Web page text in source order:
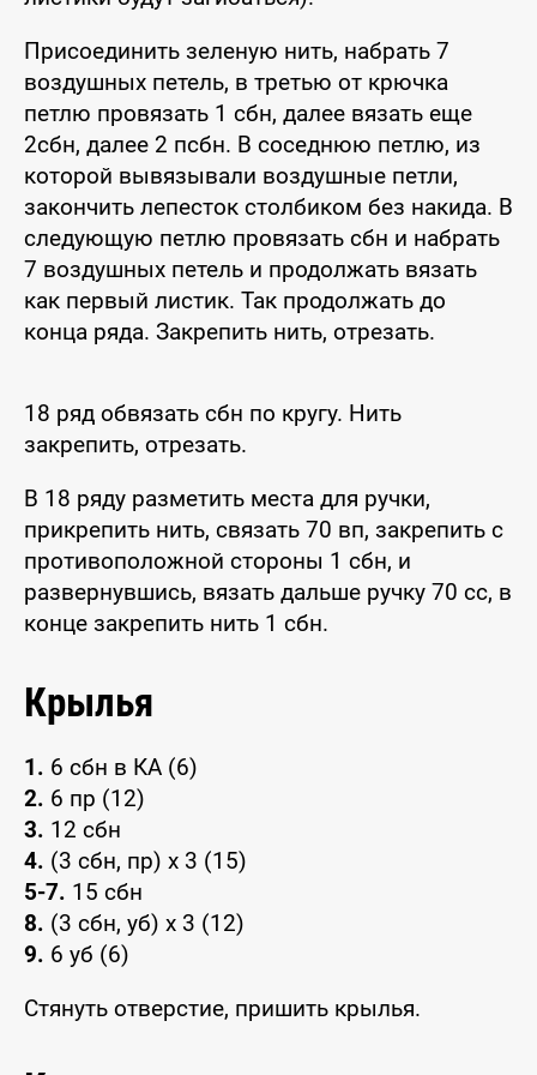
Присоединить зеленую нить, набрать 7
воздушных петель, в третью от крючка
петлю провязать 1 сбн, далее вязать еще
2сбн, далее 2 псбн. В соседнюю петлю, из
которой вывязывали воздушные петли,
закончить лепесток столбиком без накида. В
следующую петлю провязать сбн и набрать
7 воздушных петель и продолжать вязать
как первый листик. Так продолжать до
конца ряда. Закрепить нить, отрезать.
18 ряд обвязать сбн по кругу. Нить
закрепить, отрезать.
В 18 ряду разметить места для ручки,
прикрепить нить, связать 70 вп, закрепить с
противоположной стороны 1 сбн, и
развернувшись, вязать дальше ручку 70 сс, в
конце закрепить нить 1 сбн.
Крылья
1. 6 сбн в КА (6)
2. 6 пр (12)
3. 12 сбн
4. (3 сбн, пр) x 3 (15)
5-7. 15 сбн
8. (3 сбн, уб) x 3 (12)
9. 6 уб (6)
Стянуть отверстие, пришить крылья.